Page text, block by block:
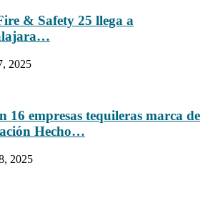
& Safety 25 llega a
2025
16 empresas tequileras marca de
Hecho…
2025